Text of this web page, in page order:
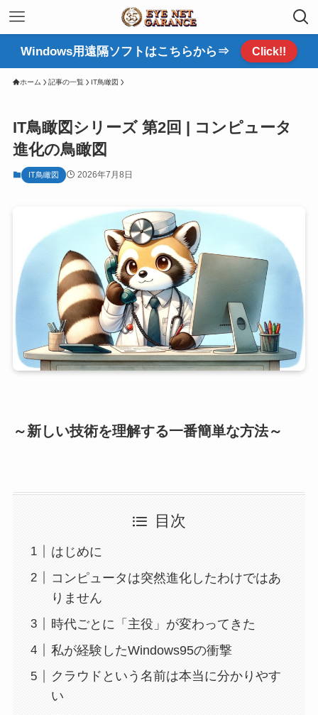
Windows用遠隔ソフトはこちらから⇒ Click!!
ホーム 記事の一覧 IT鳥瞰図
IT鳥瞰図シリーズ 第2回 | コンピュータ
進化の鳥瞰図
IT鳥瞰図 2026年7月8日
～新しい技術を理解する一番簡単な方法～
目次
はじめに
コンピュータは突然進化したわけではあ
りません
時代ごとに「主役」が変わってきた
私が経験したWindows95の衝撃
クラウドという名前は本当に分かりやす
い